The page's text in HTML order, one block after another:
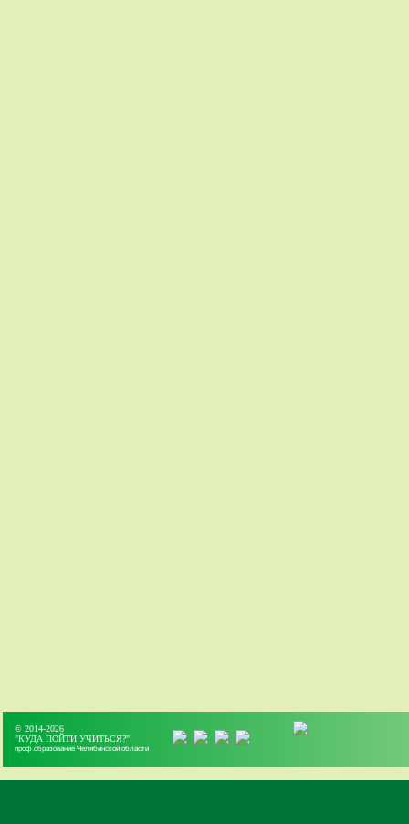
© 2014-2026
"КУДА ПОЙТИ УЧИТЬСЯ?"
проф.образование Челябинской области